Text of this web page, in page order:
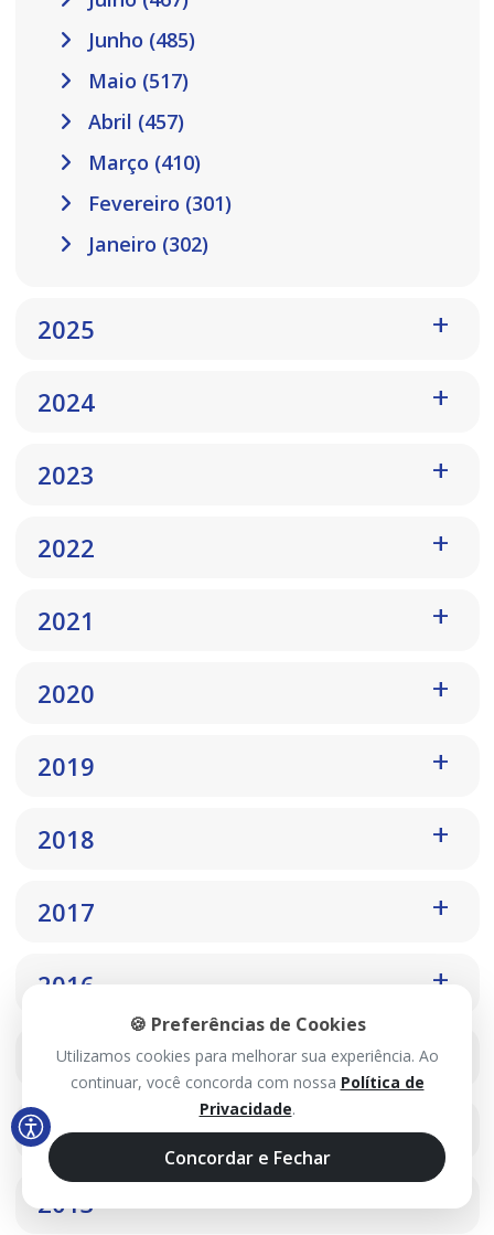
Junho (485)
Maio (517)
Abril (457)
Março (410)
Fevereiro (301)
Janeiro (302)
2025
2024
2023
2022
2021
2020
2019
2018
2017
2016
2015
2014
2013
🍪 Preferências de Cookies
Utilizamos cookies para melhorar sua experiência. Ao
continuar, você concorda com nossa Política de
Privacidade.
Concordar e Fechar